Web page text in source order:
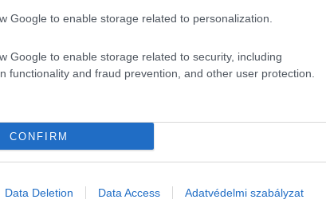
Google to enable storage related to personalization.
Google to enable storage related to security, including
functionality and fraud prevention, and other user protection.
CONFIRM
Data Deletion Data Access Adatvédelmi szabályzat